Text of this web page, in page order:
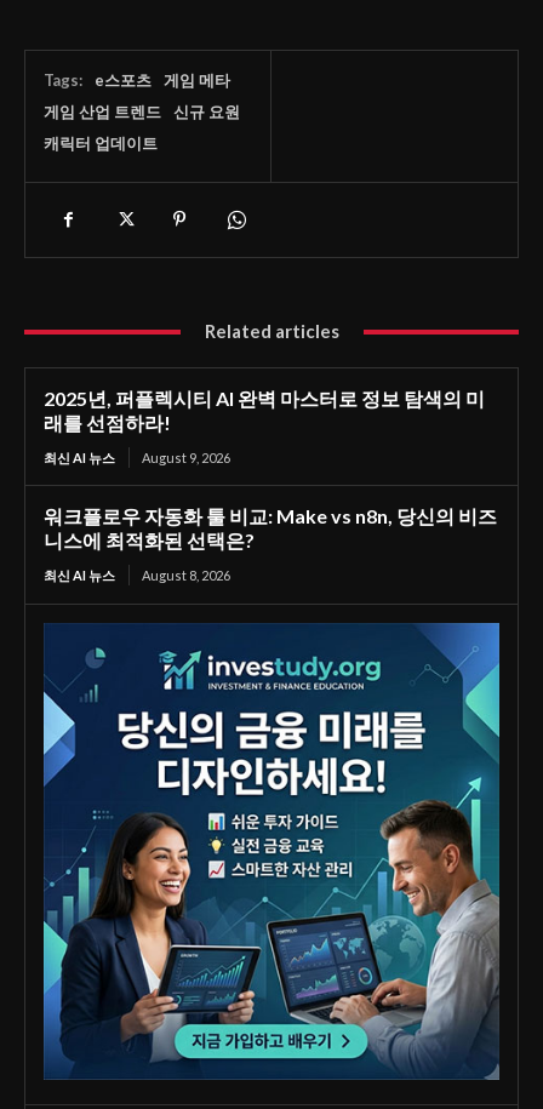
Tags: e스포츠
게임 메타
게임 산업 트렌드
신규 요원
캐릭터 업데이트
Related articles
2025년, 퍼플렉시티 AI 완벽 마스터로 정보 탐색의 미
래를 선점하라!
최신 AI 뉴스 August 9, 2026
워크플로우 자동화 툴 비교: Make vs n8n, 당신의 비즈
니스에 최적화된 선택은?
최신 AI 뉴스 August 8, 2026